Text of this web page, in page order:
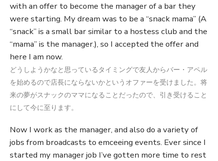
with an offer to become the manager of a bar they
were starting. My dream was to be a “snack mama” (A
“snack” is a small bar similar to a hostess club and the
“mama” is the manager.), so I accepted the offer and
here I am now.
どうしようかなと思っているタイミングで友人からバー・アペル
を始めるので店長にならないかというオファーを受けました。将
来の夢がスナックのママになることだったので、引き受けること
にして今に至ります。
Now I work as the manager, and also do a variety of
jobs from broadcasts to emceeing events. Ever since I
started my manager job I’ve gotten more time to rest